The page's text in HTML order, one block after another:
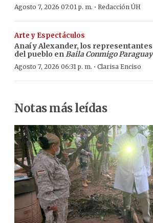
Agosto 7, 2026 07:01 p. m. · Redacción ÚH
Arte y Espectáculos
Anaí y Alexander, los representantes
del pueblo enBaila Conmigo Paraguay
Agosto 7, 2026 06:31 p. m. · Clarisa Enciso
Notas más leídas